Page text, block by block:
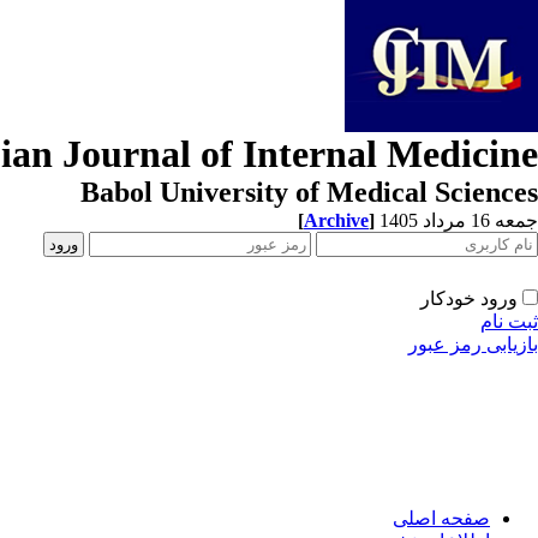
Journal of Internal Medicine
Babol University of Medical Sciences
جمعه 16 مرداد 1405 [Archive]
ورود خودکار
ثبت نام
بازیابی رمز عبور
صفحه اصلی